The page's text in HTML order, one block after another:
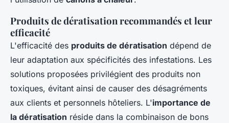
Produits de dératisation recommandés et leur
efficacité
L'efficacité des produits de dératisation dépend de
leur adaptation aux spécificités des infestations. Les
solutions proposées privilégient des produits non
toxiques, évitant ainsi de causer des désagréments
aux clients et personnels hôteliers. L'importance de
la dératisation réside dans la combinaison de bons